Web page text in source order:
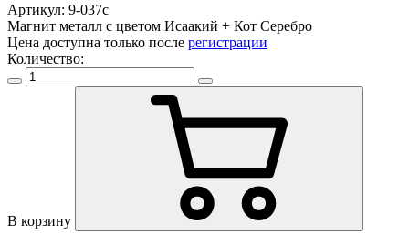
Артикул: 9-037с
Магнит металл с цветом Исаакий + Кот Серебро
Цена доступна только после регистрации
Количество:
В корзину